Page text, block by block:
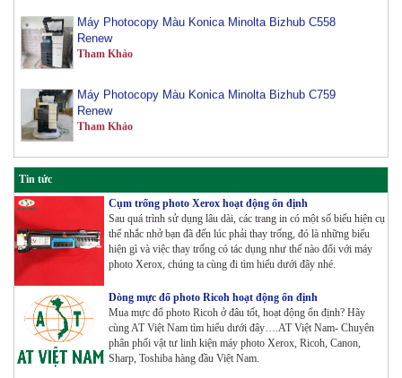
Renew
Tham Khảo
Renew
Tham Khảo
Tham Khảo
Máy Photocopy màu Toshiba E-Studio 3515AC Renew
Tham Khảo
Máy Photocopy Konica Minolta Bizhub 360i Renew
Tham Khảo
Máy Photocopy màu Toshiba E-Studio 4515AC Renew
Tin tức
Cụm trống photo Xerox hoạt động ổn định
Sau quá trình sử dụng lâu dài, các trang in có một số biểu hiện cụ
thể nhắc nhở bạn đã đến lúc phải thay trống, đó là những biểu
hiện gì và việc thay trống có tác dụng như thế nào đối với máy
photo Xerox, chúng ta cùng đi tìm hiểu dưới đây nhé.
Dòng mực đổ photo Ricoh hoạt động ổn định
Mua mực đổ photo Ricoh ở đâu tốt, hoạt động ổn định? Hãy
cùng AT Việt Nam tìm hiểu dưới đây….AT Việt Nam- Chuyên
phân phối vật tư linh kiện máy photo Xerox, Ricoh, Canon,
Sharp, Toshiba hàng đầu Việt Nam.